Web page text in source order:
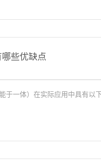
些优缺点
于一体）在实际应用中具有